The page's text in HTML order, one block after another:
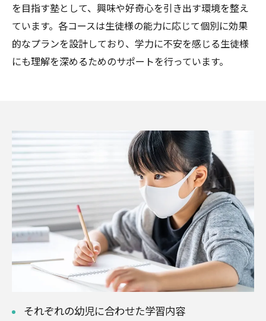
を目指す塾として、興味や好奇心を引き出す環境を整え
ています。各コースは生徒様の能力に応じて個別に効果
的なプランを設計しており、学力に不安を感じる生徒様
にも理解を深めるためのサポートを行っています。
それぞれの幼児に合わせた学習内容